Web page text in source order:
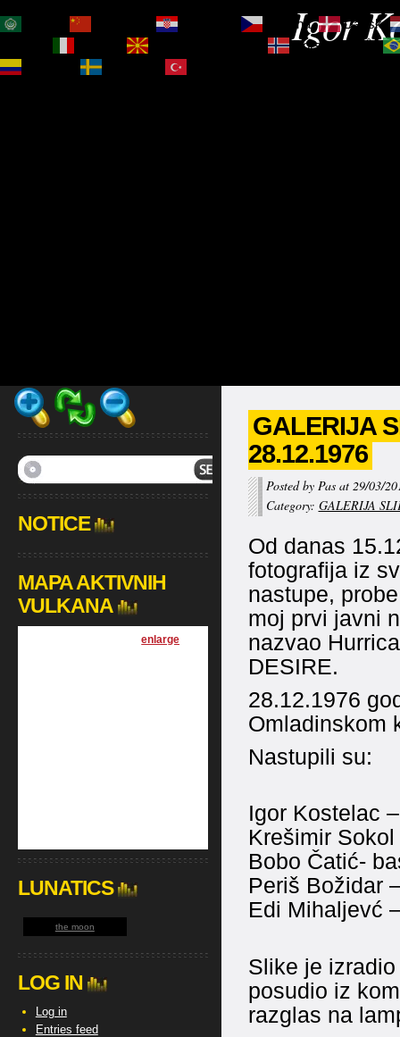
Igor
GALERIJA
28.12.1976
Posted by Pas at 29/03/
Category: GALERIJA
Od danas
fotografija iz
nastupe,
moj prvi javni
nazvao
DESIRE.
28.12.1976
Omladinskom
Nastupili su:
Igor Kostelac
Krešimir
Bobo Čatić-
Periš Božidar
Edi Mihaljevć
Slike je
posudio iz
razglas na
NOTICE
MAPA AKTIVNIH
VULKANA
[enlarge
LUNATICS
the moon
LOG IN
Log in
Entries feed
Čeština‎
Dansk
Norsk bokmål